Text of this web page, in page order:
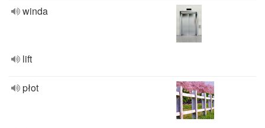
winda
lift
płot